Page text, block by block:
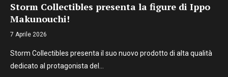
Storm Collectibles presenta la figure di Ippo
Makunouchi!
7 Aprile 2026
Storm Collectibles presenta il suo nuovo prodotto di alta qualità
dedicato al protagonista del…